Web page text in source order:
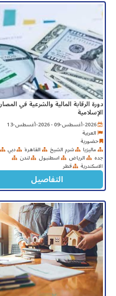
دورة الرقابة المالية والشرعية في
الإسلامية
2026-أغسطس-09 - 2026-أغسطس-13
العربية
حضورية
ماليزيا شرم الشيخ القاهرة دبي
جده الرياض اسطنبول لندن
الاسكندرية قطر
التفاصيل